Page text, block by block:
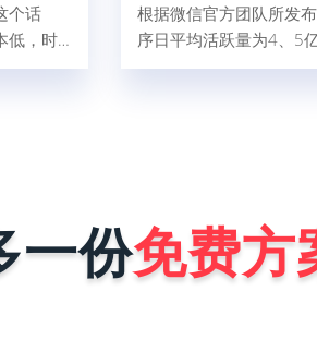
个话
低，时
最多1
根据微信官方团队所发
序日平均活跃量为4、5
32%，由此可以得出结
下这几点。1、小程序的
一份免费方